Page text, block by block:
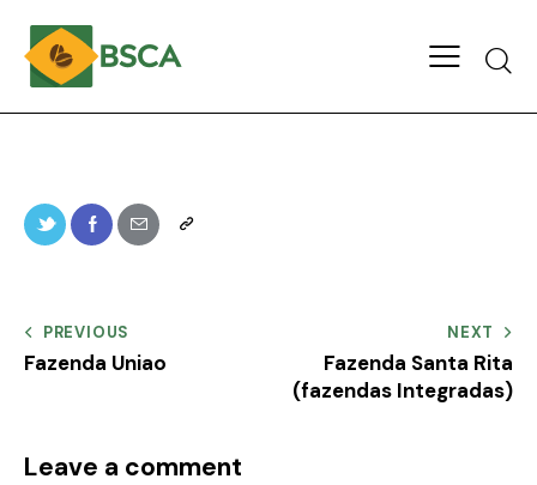
PREVIOUS
Fazenda Uniao
NEXT
Fazenda Santa Rita
(fazendas Integradas)
Leave a comment